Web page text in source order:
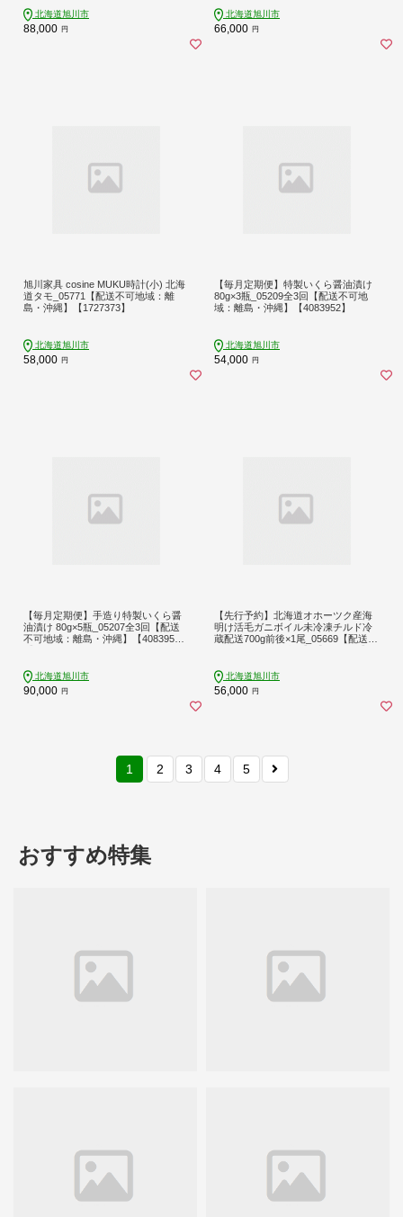
北海道旭川市
88,000 円
北海道旭川市
66,000 円
旭川家具 cosine MUKU時計(小) 北海
道タモ_05771【配送不可地域：離
島・沖縄】【1727373】
北海道旭川市
58,000 円
【毎月定期便】特製いくら醤油漬け
80g×3瓶_05209全3回【配送不可地
域：離島・沖縄】【4083952】
北海道旭川市
54,000 円
【毎月定期便】手造り特製いくら醤
油漬け 80g×5瓶_05207全3回【配送
不可地域：離島・沖縄】【408395
北海道旭川市
90,000 円
【先行予約】北海道オホーツク産海
明け活毛ガニボイル未冷凍チルド冷
蔵配送700g前後×1尾_05669【配送不
北海道旭川市
56,000 円
1 2 3 4 5
おすすめ特集